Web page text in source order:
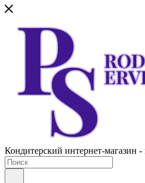
Кондитерский интернет-магазин